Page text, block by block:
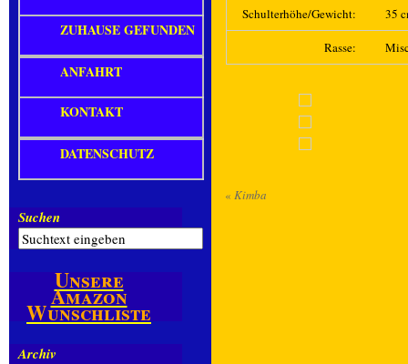
Schulterhöhe/Gewicht: 35
Rasse:
« Kimba
ZUHAUSE GEFUNDEN
ANFAHRT
KONTAKT
DATENSCHUTZ
Suchen
Unsere
Amazon
Wunschliste
Archiv